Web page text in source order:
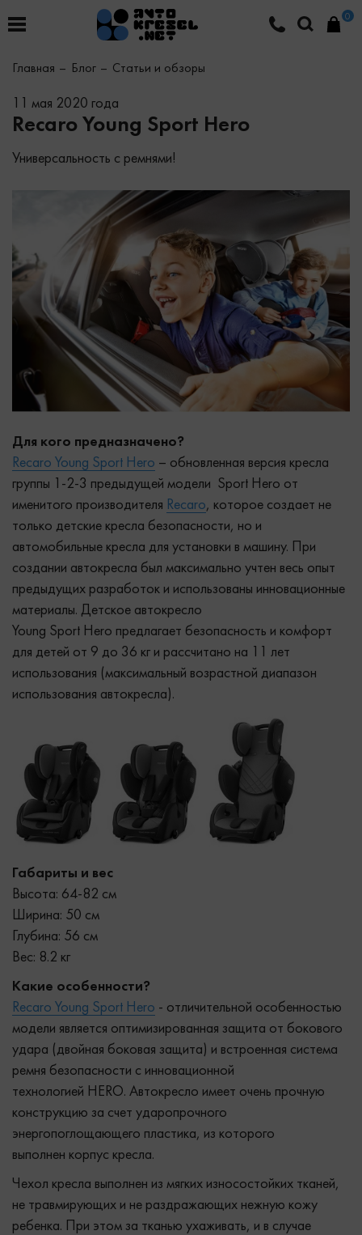
0
Главная Блог Статьи и обзоры
11 мая 2020 года
Recaro Young Sport Hero
Универсальность c ремнями!
Для кого предназначено?
Recaro Young Sport Hero – обновленная версия кресла
группы 1-2-3 предыдущей модели Sport Hero от
именитого производителя Recaro, которое создает не
только детские кресла безопасности, но и
автомобильные кресла для установки в машину. При
создании автокресла был максимально учтен весь опыт
предыдущих разработок и использованы инновационные
материалы. Детское автокресло
Young Sport Hero предлагает безопасность и комфорт
для детей от 9 до 36 кг и рассчитано на 11 лет
использования (максимальный возрастной диапазон
использования автокресла).
Габариты и вес
Высота: 64-82 см
Ширина: 50 см
Глубина: 56 см
Вес: 8.2 кг
Какие особенности?
Recaro Young Sport Hero - отличительной особенностью
модели является оптимизированная защита от бокового
удара (двойная боковая защита) и встроенная система
ремня безопасности с инновационной
технологией HERO. Автокресло имеет очень прочную
конструкцию за счет ударопрочного
энергопоглощающего пластика, из которого
выполнен корпус кресла.
Чехол кресла выполнен из мягких износостойких тканей,
не травмирующих и не раздражающих нежную кожу
ребенка. При этом за тканью ухаживать, и в случае